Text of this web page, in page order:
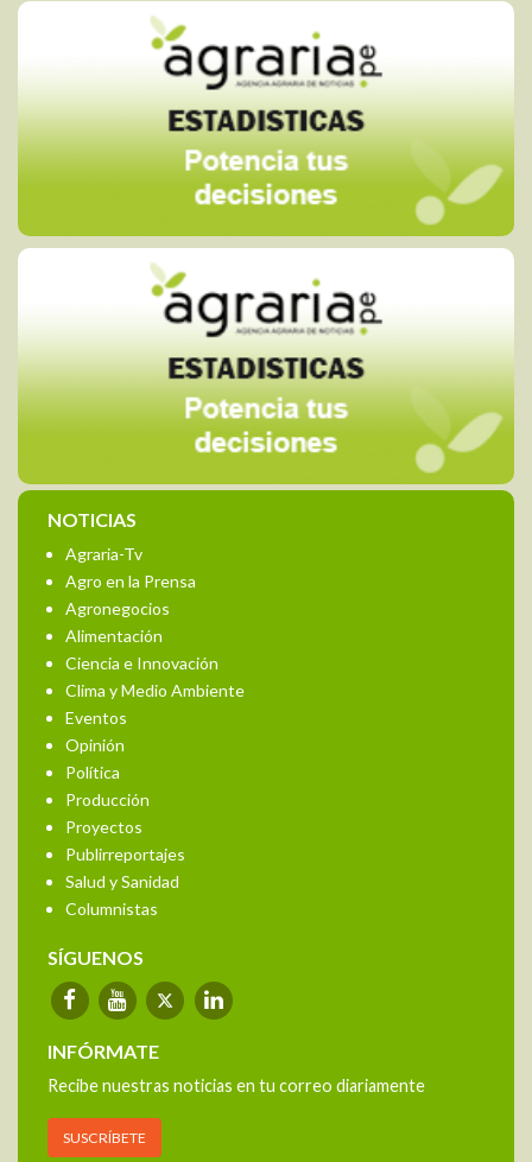
NOTICIAS
Agraria-Tv
Agro en la Prensa
Agronegocios
Alimentación
Ciencia e Innovación
Clima y Medio Ambiente
Eventos
Opinión
Política
Producción
Proyectos
Publirreportajes
Salud y Sanidad
Columnistas
SÍGUENOS
INFÓRMATE
Recibe nuestras noticias en tu correo diariamente
SUSCRÍBETE